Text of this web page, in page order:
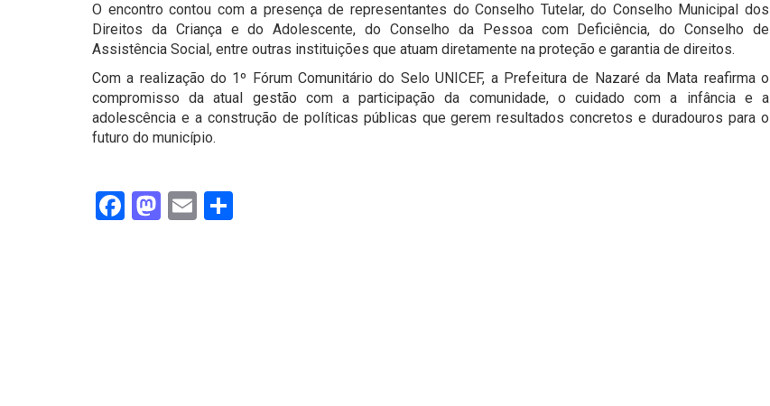
O encontro contou com a presença de representantes do Conselho Tutelar, do Conselho Municipal dos
Direitos da Criança e do Adolescente, do Conselho da Pessoa com Deficiência, do Conselho de
Assistência Social, entre outras instituições que atuam diretamente na proteção e garantia de direitos.
Com a realização do 1º Fórum Comunitário do Selo UNICEF, a Prefeitura de Nazaré da Mata reafirma o
compromisso da atual gestão com a participação da comunidade, o cuidado com a infância e a
adolescência e a construção de políticas públicas que gerem resultados concretos e duradouros para o
futuro do município.
Facebook
Mastodon
Email